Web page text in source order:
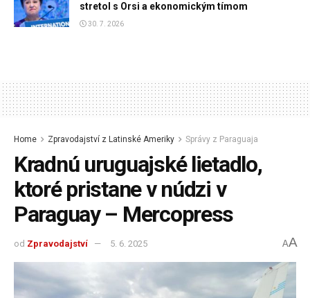
stretol s Orsi a ekonomickým tímom
30. 7. 2026
Home Zpravodajství z Latinské Ameriky Správy z Paraguaja
Kradnú uruguajské lietadlo,
ktoré pristane v núdzi v
Paraguay – Mercopress
od Zpravodajství 5. 6. 2025 AA